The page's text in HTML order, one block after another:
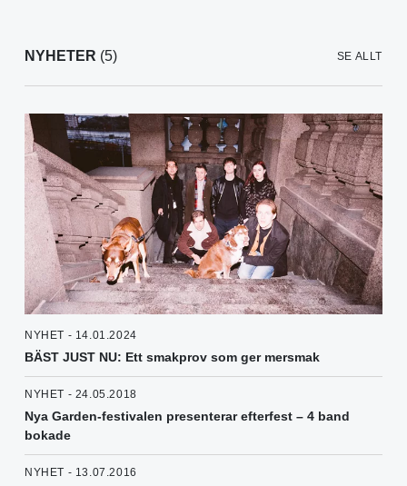
NYHETER (5) SE ALLT
NYHET - 14.01.2024
BÄST JUST NU: Ett smakprov som ger mersmak
NYHET - 24.05.2018
Nya Garden-festivalen presenterar efterfest – 4 band
bokade
NYHET - 13.07.2016